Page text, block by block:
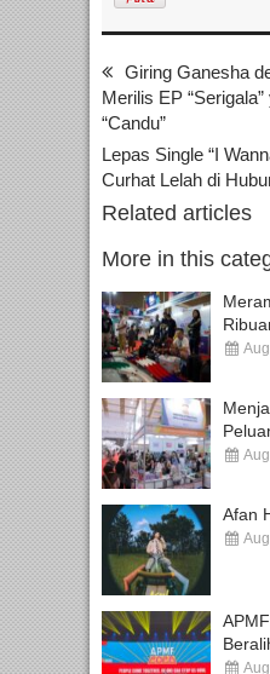
Giring Ganesha
Merilis EP
“Candu”
Lepas Single “I
Curhat Lelah di
Related articles
More in this
Afan